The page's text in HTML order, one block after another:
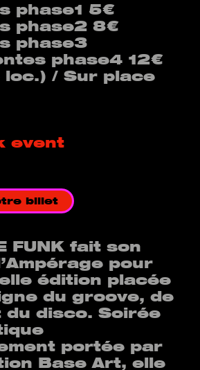
FUNK fait son
pour
édition placée
du groove, de
du disco. Soirée
portée par
Base Art, elle
phase1 5€
phase2 8€
phase3
phase4 12€
loc.) / Sur place
event
billet